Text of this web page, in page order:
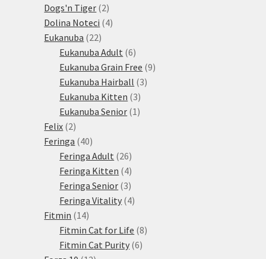
produktů
Dogs'n Tiger 22
produkty
Dolina Noteci 44
Eukanuba 2222
produktů
Eukanuba Adult 66
produktů
Eukanuba Grain Free 99
Eukanuba Hairball 33
Eukanuba Kitten 33
produkty
Eukanuba Senior 1 1
Felix 22
produkty
Feringa 4040
produktů
Feringa Adult 2626
produktů
Feringa Kitten 44
produkty
Feringa Senior 33
produkty
Feringa Vitality 44
Fitmin 1414
produktů
Fitmin Cat for Life 88
Fitmin Cat Purity 66